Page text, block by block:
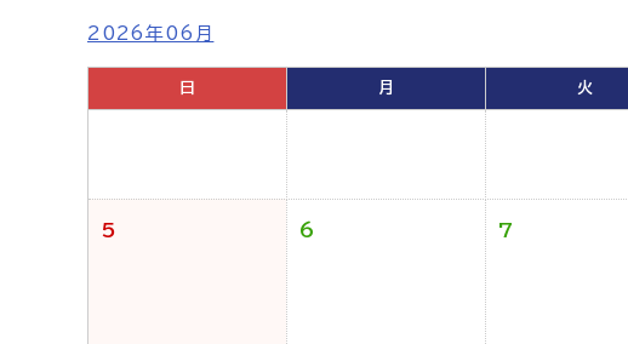
2026年06月
日 月 火
5 6 7